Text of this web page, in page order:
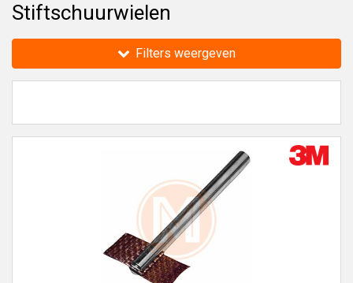
Stiftschuurwielen
Filters weergeven